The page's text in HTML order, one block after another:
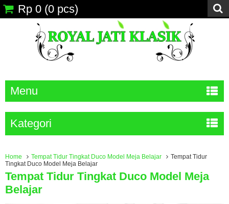
Rp 0 (0 pcs)
Menu
Kategori
Home Tempat Tidur Tingkat Duco Model Meja Belajar
Tempat Tidur
Tingkat Duco Model Meja Belajar
Tempat Tidur Tingkat Duco Model Meja
Belajar